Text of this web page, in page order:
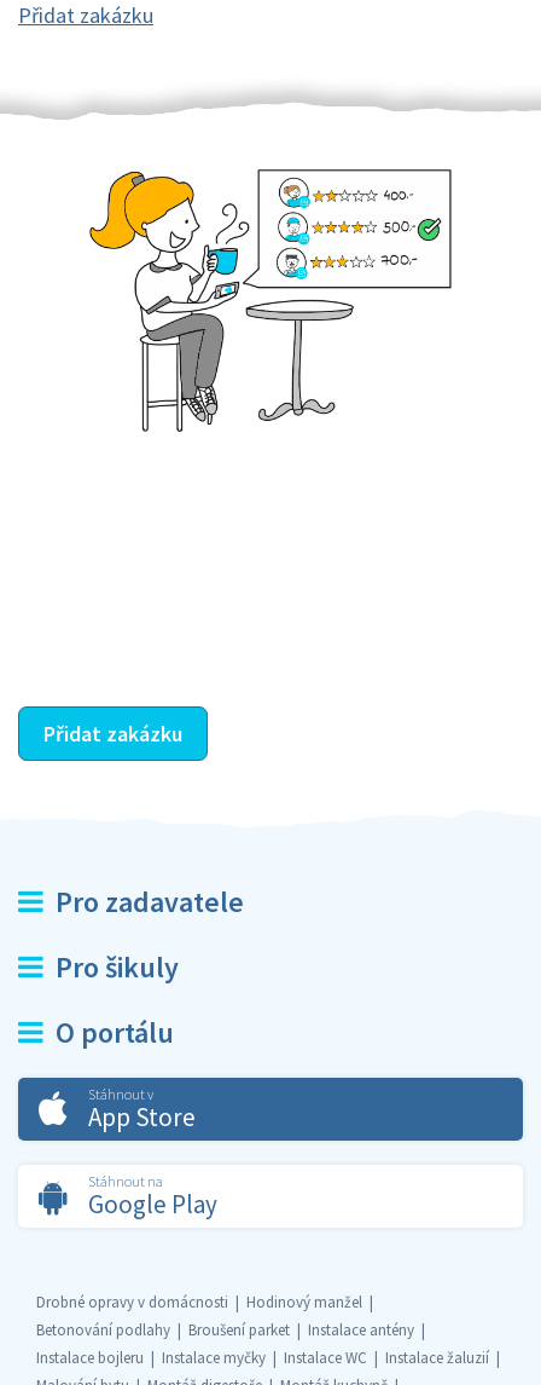
Přidat zakázku
Přidat zakázku
Pro zadavatele
Pro šikuly
O portálu
Stáhnout v
App Store
Stáhnout na
Google Play
Drobné opravy v domácnosti
Hodinový manžel
Betonování podlahy
Broušení parket
Instalace antény
Instalace bojleru
Instalace myčky Instalace WC
Instalace žaluzií